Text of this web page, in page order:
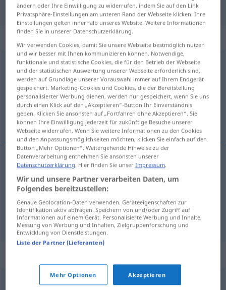
Übersetzung
„Remmidemmi“: Neutrum
Remmidemmi [rɛmiˈdɛmi]n < Remmidemmis > UMG
Übersicht aller Übersetzungen
(Für mehr Details die Übersetzung anklicken/antippen)
raffut, boucan, ramdam
raffutm Remmidemmi
boucanm Remmidemmi
ramdamm Remmidemmi UMG
ändern oder Ihre Einwilligung zu widerrufen, indem Sie auf den Link
Privatsphäre-Einstellungen am unteren Rand der Webseite klicken. Ihre
Einstellungen gelten innerhalb unseres Website. Weitere Informationen
finden Sie in unserer Datenschutzerklärung.
Wir verwenden Cookies, damit Sie unsere Webseite bestmöglich nutzen
und wir besser mit Ihnen kommunizieren können. Notwendige,
funktionale und statistische Cookies, die für den Betrieb der Webseite
und der statistischen Auswertung unserer Webseite erforderlich sind,
werden auf Grundlage unserer Vorauswahl immer auf Ihrem Endgerät
gespeichert. Marketing-Cookies und Cookies, die der Bereitstellung
personalisierter Werbung dienen, werden nur gespeichert, wenn Sie uns
durch einen Klick auf den „Akzeptieren“-Button Ihr Einverständnis
geben. Klicken Sie ansonsten auf „Fortfahren ohne Akzeptieren“. Sie
können Ihre Einwilligung jederzeit für zukünftige Besuche unserer
Webseite widerrufen. Wenn Sie weitere Informationen zu den Cookies
und den Anpassungsmöglichkeiten möchten, klicken Sie einfach auf den
Button „Mehr Optionen“. Weitergehende Hinweise zu der
Datenverarbeitung entnehmen Sie ansonsten unserer
Datenschutzerklärung. Hier finden Sie unserImpressum.
Wir und unsere Partner verarbeiten Daten, um
Folgendes bereitzustellen:
Genaue Geolocation-Daten verwenden. Geräteeigenschaften zur
Identifikation aktiv abfragen. Speichern von und/oder Zugriff auf
Informationen auf einem Gerät. Personalisierte Werbung und Inhalte,
Messung von Werbung und Inhalten, Zielgruppenforschung und
Entwicklung von Dienstleistungen.
Liste der Partner (Lieferanten)
Mehr Optionen Akzeptieren